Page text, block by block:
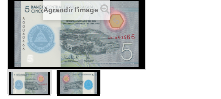
Agrandir l'image